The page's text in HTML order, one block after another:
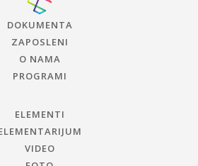
DOKUMENTA
ZAPOSLENI
O NAMA
PROGRAMI
ELEMENTI
VIDEO